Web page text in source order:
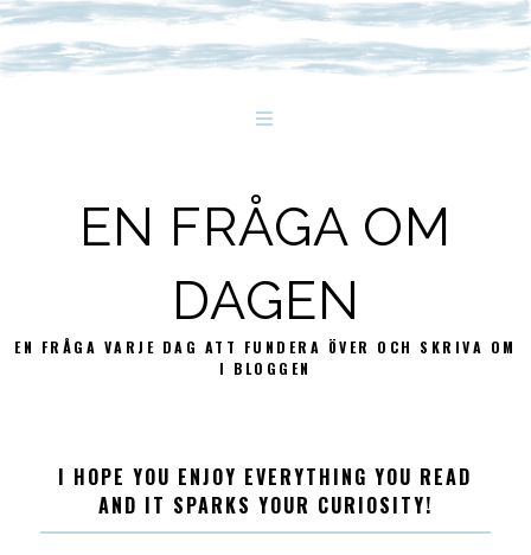
EN FRÅGA OM
DAGEN
EN FRÅGA VARJE DAG ATT FUNDERA ÖVER OCH SKRIVA OM
I BLOGGEN
I HOPE YOU ENJOY EVERYTHING YOU READ
AND IT SPARKS YOUR CURIOSITY!